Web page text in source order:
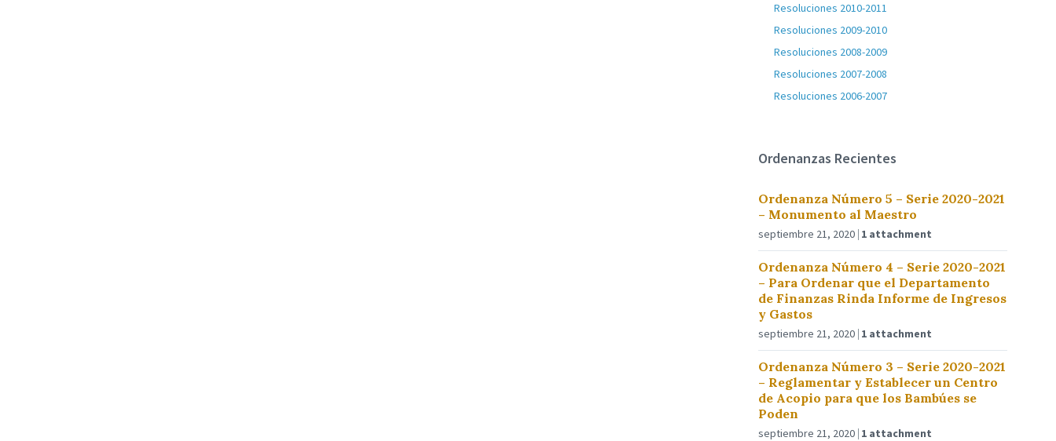
Resoluciones 2010-2011
Resoluciones 2009-2010
Resoluciones 2008-2009
Resoluciones 2007-2008
Resoluciones 2006-2007
Ordenanzas Recientes
Ordenanza Número 5 – Serie 2020-2021
– Monumento al Maestro
septiembre 21, 2020 1 attachment
Ordenanza Número 4 – Serie 2020-2021
– Para Ordenar que el Departamento
de Finanzas Rinda Informe de Ingresos
y Gastos
septiembre 21, 2020 1 attachment
Ordenanza Número 3 – Serie 2020-2021
– Reglamentar y Establecer un Centro
de Acopio para que los Bambúes se
Poden
septiembre 21, 2020 1 attachment